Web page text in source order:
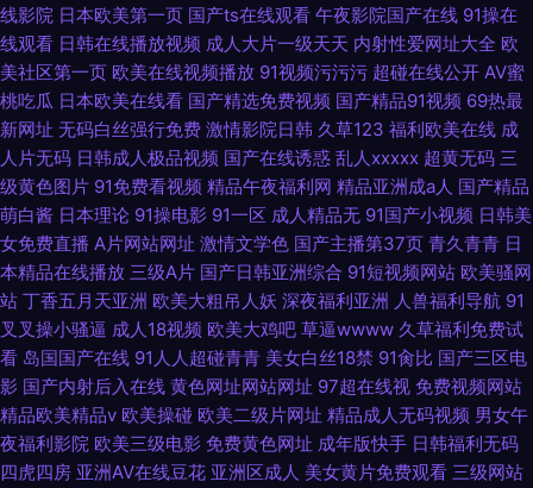
线影院 日本欧美第一页 国产ts在线观看 午夜影院国产在线 91操在
线观看 日韩在线播放视频 成人大片一级天天 内射性爱网址大全 欧
美社区第一页 欧美在线视频播放 91视频污污污 超碰在线公开 AV蜜
桃吃瓜 日本欧美在线看 国产精选免费视频 国产精品91视频 69热最
新网址 无码白丝强行免费 激情影院日韩 久草123 福利欧美在线 成
人片无码 日韩成人极品视频 国产在线诱惑 乱人xxxxx 超黄无码 三
级黄色图片 91免费看视频 精品午夜福利网 精品亚洲成a人 国产精品
萌白酱 日本理论 91操电影 91一区 成人精品无 91国产小视频 日韩美
女免费直播 A片网站网址 激情文学色 国产主播第37页 青久青青 日
本精品在线播放 三级A片 国产日韩亚洲综合 91短视频网站 欧美骚网
站 丁香五月天亚洲 欧美大粗吊人妖 深夜福利亚洲 人兽福利导航 91
叉叉操小骚逼 成人18视频 欧美大鸡吧 草逼wwww 久草福利免费试
看 岛国国产在线 91人人超碰青青 美女白丝18禁 91肏比 国产三区电
影 国产内射后入在线 黄色网址网站网址 97超在线视 免费视频网站
精品欧美精品v 欧美操碰 欧美二级片网址 精品成人无码视频 男女午
夜福利影院 欧美三级电影 免费黄色网址 成年版快手 日韩福利无码
四虎四房 亚洲AV在线豆花 亚洲区成人 美女黄片免费观看 三级网站